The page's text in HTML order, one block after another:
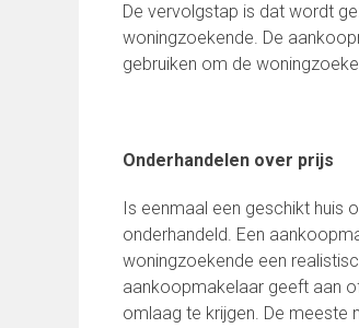
De vervolgstap is dat wordt
woningzoekende. De
gebruiken om de
Onderhandelen over prijs
Is eenmaal een geschikt huis
onderhandeld. Een
woningzoekende een
aankoopmakelaar geeft aan
omlaag te krijgen. De meeste